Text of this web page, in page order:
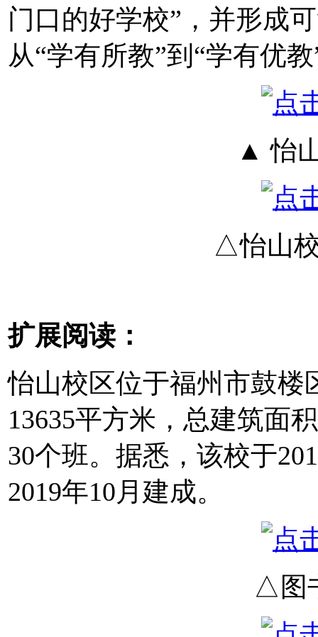
门口的好学校”，并形成
从“学有所教”到“学有优
▲ 怡
△怡山
扩展阅读：
怡山校区位于福州市鼓楼
13635平方米，总建筑面
30个班。据悉，该校于
2019年10月建成。
△图